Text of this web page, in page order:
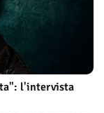
l'intervista